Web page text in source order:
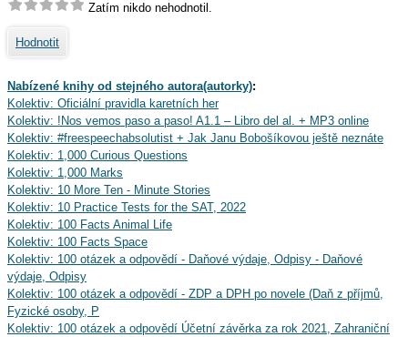
Zatím nikdo nehodnotil.
Hodnotit
Nabízené knihy od stejného autora(autorky):
Kolektiv: Oficiální pravidla karetních her
Kolektiv: !Nos vemos paso a paso! A1.1 – Libro del al. + MP3 online
Kolektiv: #freespeechabsolutist + Jak Janu Bobošíkovou ještě neznáte
Kolektiv: 1,000 Curious Questions
Kolektiv: 1,000 Marks
Kolektiv: 10 More Ten - Minute Stories
Kolektiv: 10 Practice Tests for the SAT, 2022
Kolektiv: 100 Facts Animal Life
Kolektiv: 100 Facts Space
Kolektiv: 100 otázek a odpovědí - Daňové výdaje, Odpisy - Daňové
výdaje, Odpisy
Kolektiv: 100 otázek a odpovědí - ZDP a DPH po novele (Daň z příjmů,
Fyzické osoby, P
Kolektiv: 100 otázek a odpovědí Účetní závěrka za rok 2021, Zahraniční